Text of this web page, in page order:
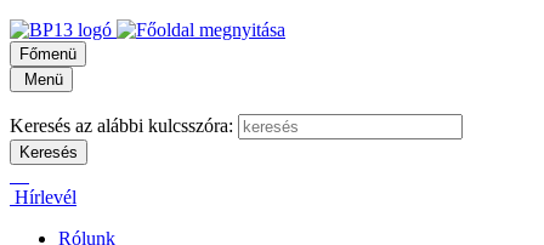
Főmenü
Menü
Keresés az alábbi kulcsszóra:
Hírlevél
Rólunk